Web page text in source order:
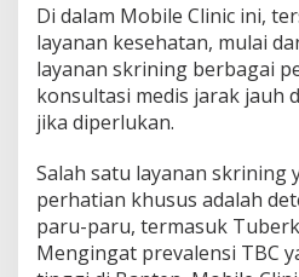
Di dalam Mobile Clinic ini,
layanan kesehatan, mulai
layanan skrining berbagai
konsultasi medis jarak jauh
jika diperlukan.
Salah satu layanan skrining
perhatian khusus adalah
paru-paru, termasuk
Mengingat prevalensi TBC